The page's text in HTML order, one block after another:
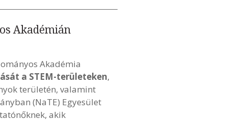
Akadémián
Akadémia
a STEM-területeken,
területén, valamint
(NaTE) Egyesület
akik